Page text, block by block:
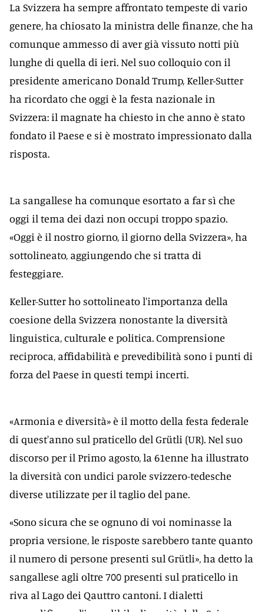
La Svizzera ha sempre affrontato tempeste di vario
genere, ha chiosato la ministra delle finanze, che ha
comunque ammesso di aver già vissuto notti più
lunghe di quella di ieri. Nel suo colloquio con il
presidente americano Donald Trump, Keller-Sutter
ha ricordato che oggi è la festa nazionale in
Svizzera: il magnate ha chiesto in che anno è stato
fondato il Paese e si è mostrato impressionato dalla
risposta.
La sangallese ha comunque esortato a far sì che
oggi il tema dei dazi non occupi troppo spazio.
«Oggi è il nostro giorno, il giorno della Svizzera», ha
sottolineato, aggiungendo che si tratta di
festeggiare.
Keller-Sutter ho sottolineato l'importanza della
coesione della Svizzera nonostante la diversità
linguistica, culturale e politica. Comprensione
reciproca, affidabilità e prevedibilità sono i punti di
forza del Paese in questi tempi incerti.
«Armonia e diversità» è il motto della festa federale
di quest'anno sul praticello del Grütli (UR). Nel suo
discorso per il Primo agosto, la 61enne ha illustrato
la diversità con undici parole svizzero-tedesche
diverse utilizzate per il taglio del pane.
«Sono sicura che se ognuno di voi nominasse la
propria versione, le risposte sarebbero tante quanto
il numero di persone presenti sul Grütli», ha detto la
sangallese agli oltre 700 presenti sul praticello in
riva al Lago dei Qauttro cantoni. I dialetti